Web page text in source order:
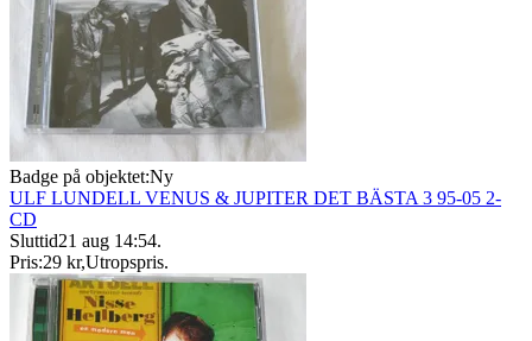
Badge på objektet:Ny
ULF LUNDELL VENUS & JUPITER DET BÄSTA 3 95-05 2-
CD
Sluttid21 aug 14:54.
Pris:29 kr,Utropspris.